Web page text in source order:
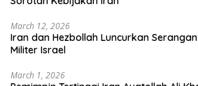
March 12, 2026
Iran dan Hezbollah Luncurkan
Militer Israel
March 1, 2026